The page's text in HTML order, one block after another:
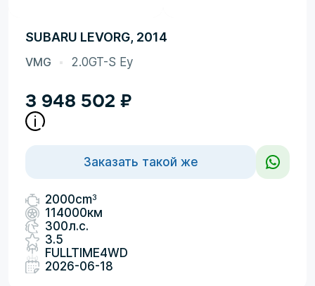
SUBARU LEVORG, 2014
VMG 2.0GT-S Ey
3 948 502 ₽
Заказать такой же
2000cm3
114000км
300л.с.
3.5
FULLTIME4WD
2026-06-18